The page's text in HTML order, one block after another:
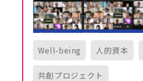
Well-being 人的資本
共創プロジェクト